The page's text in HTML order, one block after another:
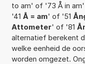
to am' of '73 Å in
'41 Å = am' of '51
Attometer' of '81
alternatief berekent
welke eenheid de
worden omgezet.